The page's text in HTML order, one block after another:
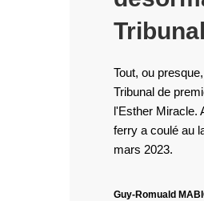
Tribunal
Tout, ou
Tribunal de
l'Esther Miracle.
ferry a coulé au
mars 2023.
Guy-Romuald